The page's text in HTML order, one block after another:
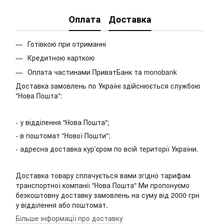
Оплата Доставка
Готівкою при отриманні
Кредитною карткою
Оплата частинами ПриватБанк та monobank
Доставка замовлень по Україні здійснюється службою
"Нова Пошта":
- у відділення "Нова Пошта";
- в поштомат "Нової Пошти";
- адресна доставка кур’єром по всій території України.
Доставка товару сплачується вами згідно тарифам
транспортної компанії "Нова Пошта" Ми пропонуємо
безкоштовну доставку замовлень на суму від 2000 грн
у відділення або поштомат.
Більше інформації про доставку